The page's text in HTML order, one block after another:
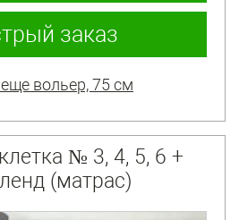
заказ
вольер, 75 см
№ 3, 4, 5, 6 +
(матрас)